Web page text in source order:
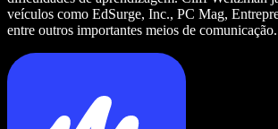
veículos como EdSurge, Inc., PC Mag,
entre outros importantes meios de comunicação.